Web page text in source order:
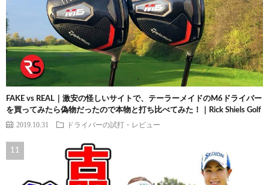
FAKE vs REAL｜激安の怪しいサイトで、テーラーメイドのM6ドライバー
を買ってみたら偽物だったので本物と打ち比べてみた！｜Rick Shiels Golf
2019.10.31 ドライバーの試打・レビュー